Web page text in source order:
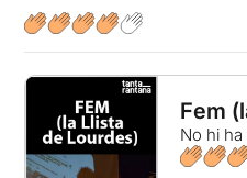
Fem
No hi